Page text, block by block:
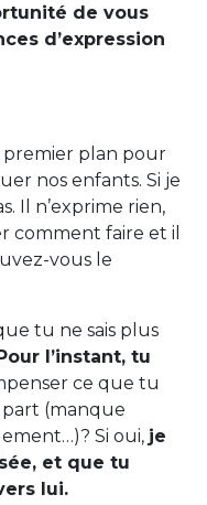
de vous
d’expression
premier plan pour
nos enfants. Si je
Il n’exprime rien,
comment faire et il
vous le
tu ne sais plus
l’instant, tu
ce que tu
(manque
Si oui, je
et que tu
lui.